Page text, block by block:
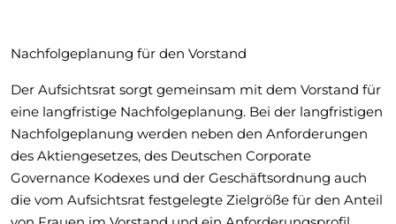
Nachfolgeplanung für den Vorstand
Der Aufsichtsrat sorgt gemeinsam mit dem Vorstand für
eine langfristige Nachfolgeplanung. Bei der langfristigen
Nachfolgeplanung werden neben den Anforderungen
des Aktiengesetzes, des Deutschen Corporate
Governance Kodexes und der Geschäftsordnung auch
die vom Aufsichtsrat festgelegte Zielgröße für den Anteil